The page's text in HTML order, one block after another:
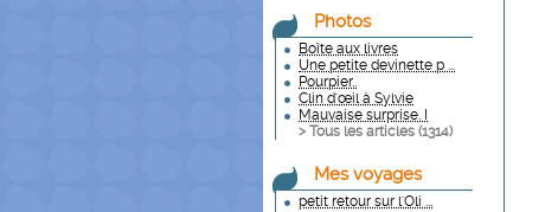
Photos
Boîte aux livres
Une petite devinette p ...
Pourpier..
Clin d'œil à Sylvie
Mauvaise surprise. I
> Tous les articles (1314)
Mes voyages
petit retour sur l'Oli ...